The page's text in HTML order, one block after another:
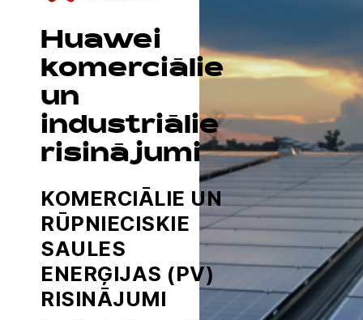
Huawei
komerciālie
un
industriālie
risinājumi
KOMERCIĀLIE UN
RŪPNIECISKIE
SAULES
ENERĢIJAS (PV)
RISINĀJUMI